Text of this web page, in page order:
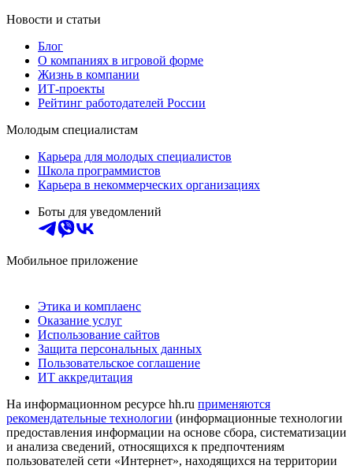
Новости и статьи
Блог
О компаниях в игровой форме
Жизнь в компании
ИТ-проекты
Рейтинг работодателей России
Молодым специалистам
Карьера для молодых специалистов
Школа программистов
Карьера в некоммерческих организациях
Боты для уведомлений
Мобильное приложение
Этика и комплаенс
Оказание услуг
Использование сайтов
Защита персональных данных
Пользовательское соглашение
ИТ аккредитация
На информационном ресурсе hh.ru применяются
рекомендательные технологии (информационные технологии
предоставления информации на основе сбора, систематизации
и анализа сведений, относящихся к предпочтениям
пользователей сети «Интернет», находящихся на территории